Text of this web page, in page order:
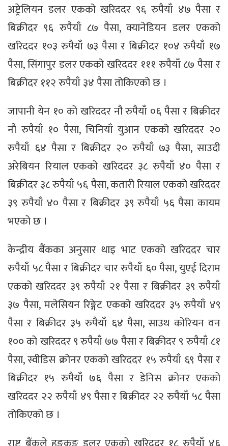
अष्ट्रेलियन डलर एकको खरिददर ९६ रुपैयाँ ४७ पैसा र
बिक्रीदर ९६ रुपैयाँ ८७ पैसा, क्यानेडियन डलर एकको
खरिददर १०३ रुपैयाँ ७३ पैसा र बिक्रीदर १०४ रुपैयाँ १७
पैसा, सिंगापुर डलर एकको खरिददर १११ रुपैयाँ ८७ पैसा र
बिक्रीदर ११२ रुपैयाँ ३४ पैसा तोकिएको छ ।
जापानी येन १० को खरिददर नौ रुपैयाँ ०६ पैसा र बिक्रीदर
नौ रुपैयाँ १० पैसा, चिनियाँ युआन एकको खरिददर २०
रुपैयाँ ६४ पैसा र बिक्रीदर २० रुपैयाँ ७३ पैसा, साउदी
अरेबियन रियाल एकको खरिददर ३८ रुपैयाँ ४० पैसा र
बिक्रीदर ३८ रुपैयाँ ५६ पैसा, कतारी रियाल एकको खरिददर
३९ रुपैयाँ ४० पैसा र बिक्रीदर ३९ रुपैयाँ ५६ पैसा कायम
भएको छ ।
केन्द्रीय बैंकका अनुसार थाइ भाट एकको खरिददर चार
रुपैयाँ ५८ पैसा र बिक्रीदर चार रुपैयाँ ६० पैसा, युएई दिराम
एकको खरिददर ३९ रुपैयाँ २१ पैसा र बिक्रीदर ३९ रुपैयाँ
३७ पैसा, मलेसियन रिङ्गेट एकको खरिददर ३५ रुपैयाँ ४९
पैसा र बिक्रीदर ३५ रुपैयाँ ६४ पैसा, साउथ कोरियन वन
१०० को खरिददर ९ रुपैयाँ ७७ पैसा र बिक्रीदर ९ रुपैयाँ ८१
पैसा, स्वीडिस क्रोनर एकको खरिददर १५ रुपैयाँ ६९ पैसा र
बिक्रीदर १५ रुपैयाँ ७६ पैसा र डेनिस क्रोनर एकको
खरिददर २२ रुपैयाँ ४९ पैसा र बिक्रीदर २२ रुपैयाँ ५८ पैसा
तोकिएको छ ।